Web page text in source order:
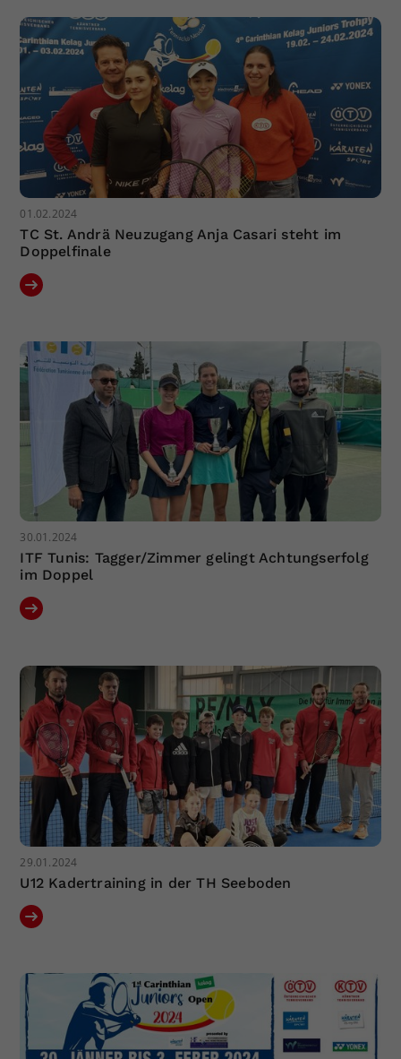
01.02.2024
TC St. Andrä Neuzugang Anja Casari steht im
Doppelfinale
30.01.2024
ITF Tunis: Tagger/Zimmer gelingt Achtungserfolg
im Doppel
29.01.2024
U12 Kadertraining in der TH Seeboden
Zweck
Dieser Wert speichert Ihre Consent-
Einstellungen. Unter anderem eine
zufällig generierte ID, für die
historische Speicherung Ihrer
vorgenommen Einstellungen, falls der
Webseiten-Betreiber dies eingestellt